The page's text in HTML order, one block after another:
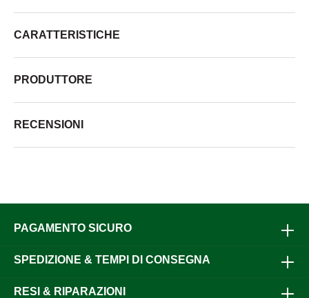
CARATTERISTICHE
PRODUTTORE
RECENSIONI
PAGAMENTO SICURO
SPEDIZIONE & TEMPI DI CONSEGNA
RESI & RIPARAZIONI